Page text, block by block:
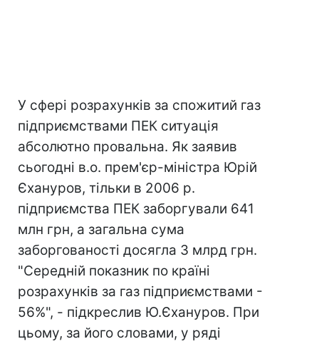
У сфері розрахунків за спожитий газ
підприємствами ПЕК ситуація
абсолютно провальна. Як заявив
сьогодні в.о. прем'єр-міністра Юрій
Єхануров, тільки в 2006 р.
підприємства ПЕК заборгували 641
млн грн, а загальна сума
заборгованості досягла 3 млрд грн.
"Середній показник по країні
розрахунків за газ підприємствами -
56%", - підкреслив Ю.Єхануров. При
цьому, за його словами, у ряді